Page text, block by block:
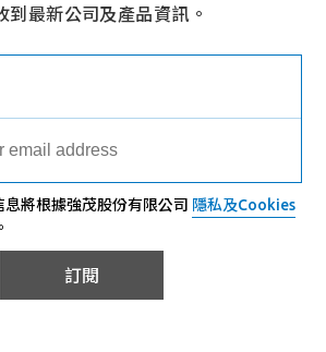
到最新公司及產品資訊。
訂閱
將根據強茂股份有限公司 隱私及Cookies